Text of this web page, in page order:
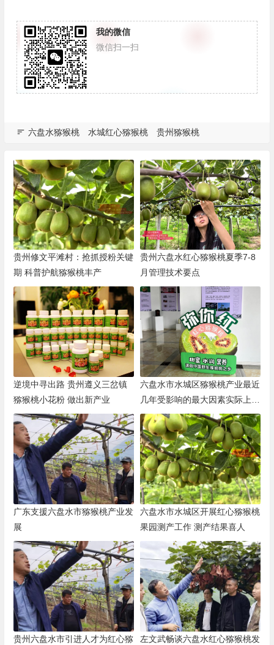
我的微信
微信扫一扫
六盘水猕猴桃 水城红心猕猴桃 贵州猕猴桃
贵州修文平滩村：抢抓授粉关键
期 科普护航猕猴桃丰产
贵州六盘水红心猕猴桃夏季7-8
月管理技术要点
逆境中寻出路 贵州遵义三岔镇
猕猴桃小花粉 做出新产业
六盘水市水城区猕猴桃产业最近
几年受影响的最大因素实际上就
是果腐病
广东支援六盘水市猕猴桃产业发
展
六盘水市水城区开展红心猕猴桃
果园测产工作 测产结果喜人
贵州六盘水市引进人才为红心猕
左文武畅谈六盘水红心猕猴桃发